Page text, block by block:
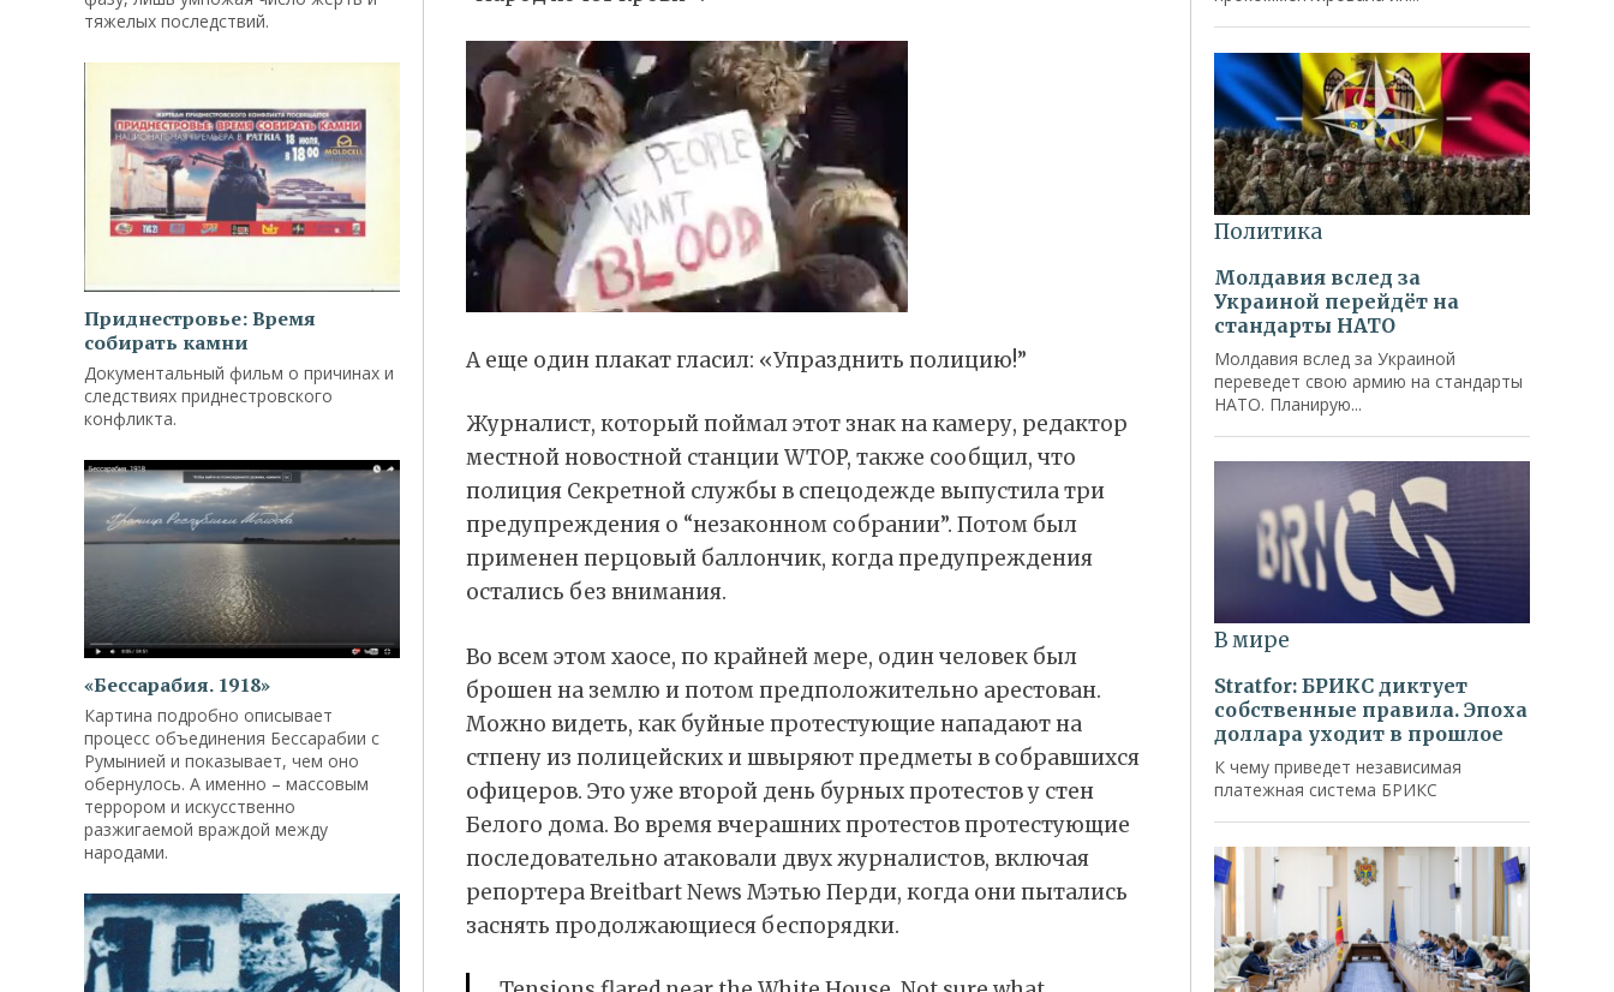
тяжелых последствий.
Приднестровье: Время
собирать камни
Документальный фильм о причинах и
следствиях приднестровского
конфликта.
«Бессарабия. 1918»
Картина подробно описывает
процесс объединения Бессарабии с
Румынией и показывает, чем оно
обернулось. А именно – массовым
террором и искусственно
разжигаемой враждой между
народами.
А еще один плакат гласил: «Упразднить полицию!”
Журналист, который поймал этот знак на камеру, редактор
местной новостной станции WTOP, также сообщил, что
полиция Секретной службы в спецодежде выпустила три
предупреждения о “незаконном собрании”. Потом был
применен перцовый баллончик, когда предупреждения
остались без внимания.
Во всем этом хаосе, по крайней мере, один человек был
брошен на землю и потом предположительно арестован.
Можно видеть, как буйные протестующие нападают на
стпену из полицейских и швыряют предметы в собравшихся
офицеров. Это уже второй день бурных протестов у стен
Белого дома. Во время вчерашних протестов протестующие
последовательно атаковали двух журналистов, включая
репортера Breitbart News Мэтью Перди, когда они пытались
заснять продолжающиеся беспорядки.